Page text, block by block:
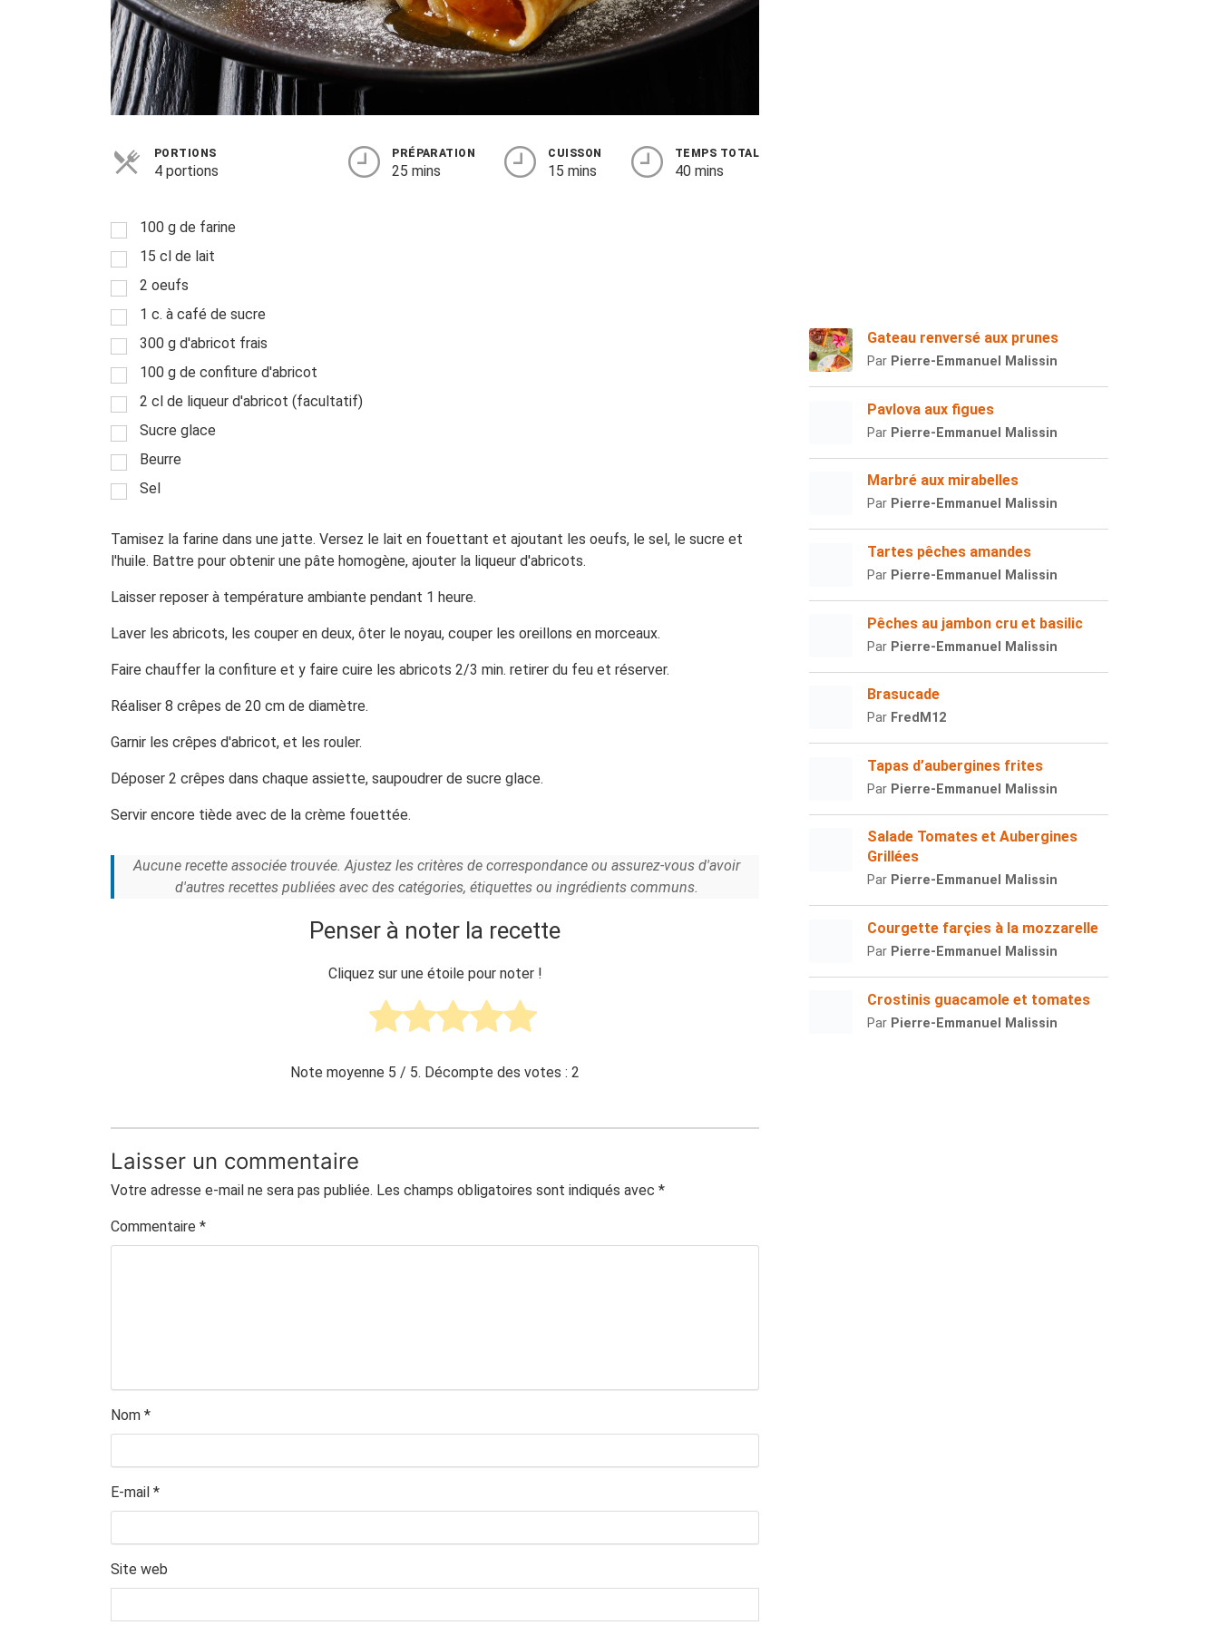
PORTIONS
4 portions
PRÉPARATION
25 mins
CUISSON
15 mins
TEMPS TOTAL
40 mins
100 g de farine
15 cl de lait
2 oeufs
1 c. à café de sucre
300 g d'abricot frais
100 g de confiture d'abricot
2 cl de liqueur d'abricot (facultatif)
Sucre glace
Beurre
Sel
Tamisez la farine dans une jatte. Versez le lait en fouettant et ajoutant les oeufs, le sel, le sucre et
l'huile. Battre pour obtenir une pâte homogène, ajouter la liqueur d'abricots.
Laisser reposer à température ambiante pendant 1 heure.
Laver les abricots, les couper en deux, ôter le noyau, couper les oreillons en morceaux.
Faire chauffer la confiture et y faire cuire les abricots 2/3 min. retirer du feu et réserver.
Réaliser 8 crêpes de 20 cm de diamètre.
Garnir les crêpes d'abricot, et les rouler.
Déposer 2 crêpes dans chaque assiette, saupoudrer de sucre glace.
Servir encore tiède avec de la crème fouettée.
Aucune recette associée trouvée. Ajustez les critères de correspondance ou assurez-vous d'avoir
d'autres recettes publiées avec des catégories, étiquettes ou ingrédients communs.
Penser à noter la recette
Cliquez sur une étoile pour noter !
Note moyenne 5 / 5. Décompte des votes : 2
Laisser un commentaire
Votre adresse e-mail ne sera pas publiée. Les champs obligatoires sont indiqués avec *
Commentaire *
Nom *
E-mail *
Site web
Gateau renversé aux prunes
Par Pierre-Emmanuel Malissin
Pavlova aux figues
Par Pierre-Emmanuel Malissin
Marbré aux mirabelles
Par Pierre-Emmanuel Malissin
Tartes pêches amandes
Par Pierre-Emmanuel Malissin
Pêches au jambon cru et basilic
Par Pierre-Emmanuel Malissin
Brasucade
Par FredM12
Tapas d’aubergines frites
Par Pierre-Emmanuel Malissin
Salade Tomates et Aubergines
Grillées
Par Pierre-Emmanuel Malissin
Courgette farçies à la mozzarelle
Par Pierre-Emmanuel Malissin
Crostinis guacamole et tomates
Par Pierre-Emmanuel Malissin